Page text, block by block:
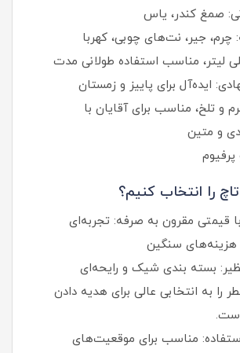
صمغ کندر، یاس
چرم، جیر، نت‌های چوبی، کهربا
ایده‌آل برای پاییز و زمستان
و تلخ، مناسب برای آقایان با
و متین
پرفیوم
را انتخاب کنیم؟
قیمتی مقرون به صرفه: تجربه‌ای
سنگین
بسته بندی شیک و رایحه‌ای
را به انتخابی عالی برای هدیه دادن
مناسب برای موقعیت‌های